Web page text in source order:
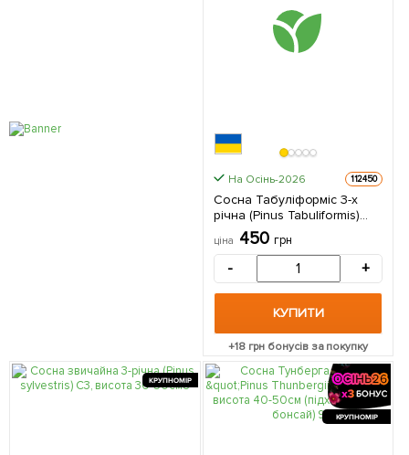
На Осінь-2026 112450
Сосна Табуліформіс 3-х
річна (Pinus Tabuliformis)
С1,5, висота 30-40см 1
саджанець в упаковці
ціна 450 грн
- +
КУПИТИ
+18грн бонусів за покупку
КРУПНОМІР
КРУПНОМІР